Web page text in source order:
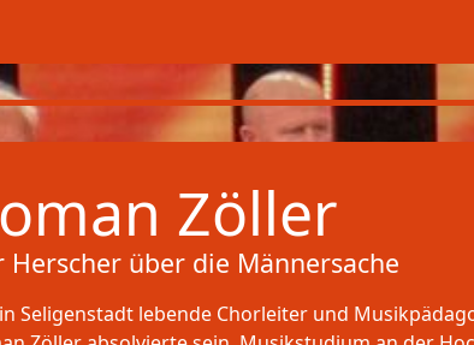
Zöller
Herscher über die Männersache
Seligenstadt lebende Chorleiter und